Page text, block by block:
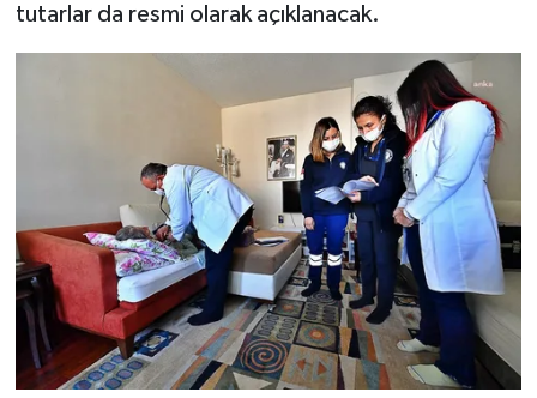
tutarlar da resmi olarak açıklanacak.